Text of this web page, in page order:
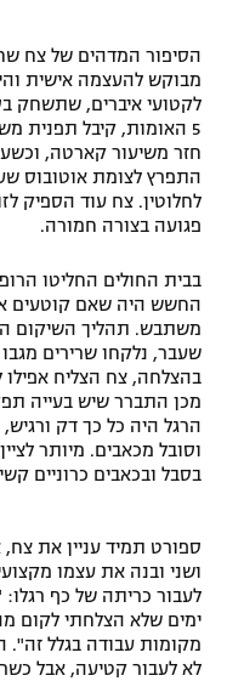
תקנון עבור פעילות ספורט 1 –
גיימינג E-Sports
תנאי שימוש
מדיניות פרטיות
תקנון פעילות ספורט 1
רשיון להקרנה פומבית
הצטרפות לחבילת
לוח דרושים – ג'ובנט
המגזין
בייסבול MLB
ספורט אתגרי
אומנויות לחימה
הסיפור המדהים של צח
מבוקש להעצמה אישית
לקטועי איברים, שתשחק
חזר משיעור קארטה,
התפרץ לצומת אוטובוס
לחלוטין. צח עוד הספיק
פגועה בצורה חמורה.
בבית החולים החליטו
החשש היה שאם קוטעים
משתבש. תהליך השיקום
שעבר, נלקחו שרירים
בהצלחה, צח הצליח אפילו
מכן התברר שיש בעייה
הרגל היה כל כך דק
וסובל מכאבים. מיותר
בסבל ובכאבים כרוניים
ספורט תמיד עניין את
לעבור כריתה של כף רגלו:
ימים שלא הצלחתי לקום
מקומות עבודה בגלל זה".
לא לעבור קטיעה, אבל